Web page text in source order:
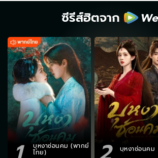
ซีรีส์ฮิตจาก
บุหงาซ่อนคม (พากย์
ไทย) บุหงาซ่อนคม